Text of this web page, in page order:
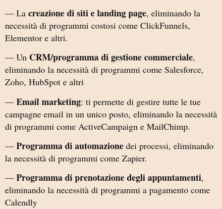
— La creazione di siti e landing page, eliminando la
necessità di programmi costosi come ClickFunnels,
Elementor e altri.
— Un CRM/programma di gestione commerciale,
eliminando la necessità di programmi come Salesforce,
Zoho, HubSpot e altri
— Email marketing: ti permette di gestire tutte le tue
campagne email in un unico posto, eliminando la necessità
di programmi come ActiveCampaign e MailChimp.
— Programma di automazione dei processi, eliminando
la necessità di programmi come Zapier.
— Programma di prenotazione degli appuntamenti,
eliminando la necessità di programmi a pagamento come
Calendly